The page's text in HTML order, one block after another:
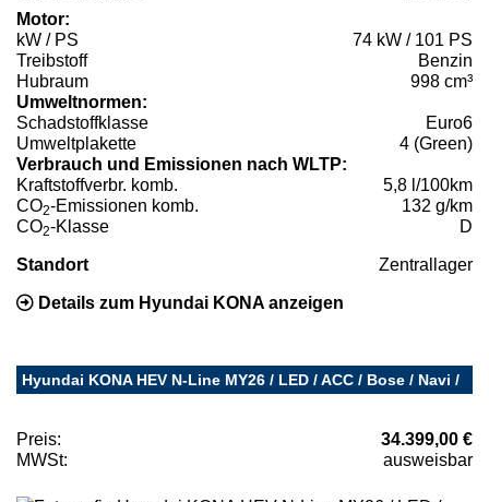
Motor:
kW / PS
74 kW / 101 PS
Treibstoff
Benzin
Hubraum
998 cm³
Umweltnormen:
Schadstoffklasse
Euro6
Umweltplakette
4 (Green)
Verbrauch und Emissionen nach WLTP:
Kraftstoffverbr. komb.
5,8 l/100km
CO2-Emissionen komb.
132 g/km
CO2-Klasse D
Standort Zentrallager
Details zum Hyundai KONA anzeigen
Hyundai KONA HEV N-Line MY26 / LED / ACC / Bose / Navi /
Preis:
34.399,00 €
MWSt:
ausweisbar